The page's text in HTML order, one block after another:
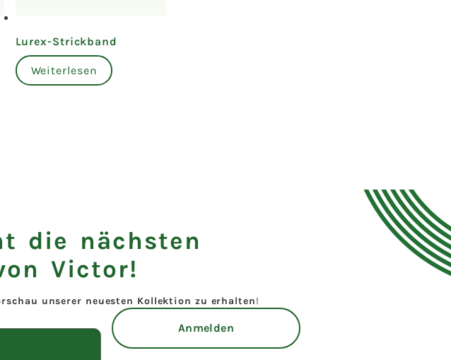
Lurex-Strickband
Weiterlesen
die nächsten
Victor!
unserer neuesten Kollektion zu erhalten!